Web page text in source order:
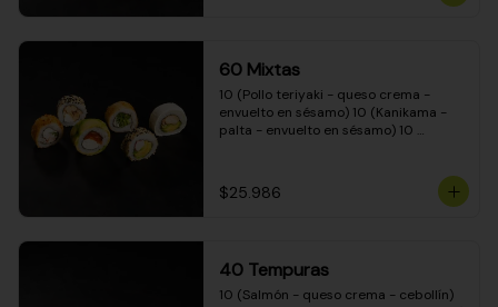
(Pimentón - queso crema - cebollín -
envuelto en masa tempura)
60 Mixtas
10 (Pollo teriyaki - queso crema -
envuelto en sésamo) 10 (Kanikama -
palta - envuelto en sésamo) 10
envuelto en queso crema) 10
(Camarón - queso crema - cebollín -
$25.986
40 Tempuras
10 (Salmón - queso crema - cebollín)